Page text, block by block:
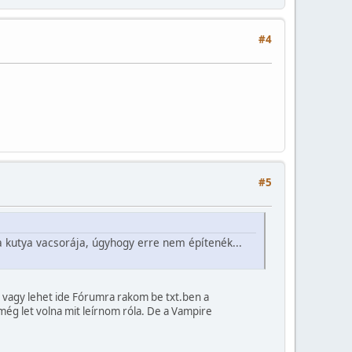
#4
#5
vacsorája, úgyhogy erre nem építenék...
lehet ide Fórumra rakom be txt.ben a
let volna mit leírnom róla. De a Vampire